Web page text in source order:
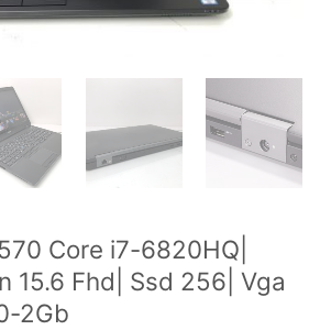
Core i7-6820HQ|
15.6 Fhd| Ssd 256| Vga
2Gb